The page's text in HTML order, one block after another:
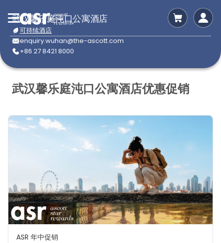
武汉馨乐庭沌口公寓酒店
可持续酒店
enquiry.wuhan@the-ascott.com
+86 27 8421 8000
武汉馨乐庭沌口公寓酒店优惠促销
ASR 年中促销